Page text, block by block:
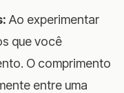
Ao experimentar
que você
O comprimento
entre uma